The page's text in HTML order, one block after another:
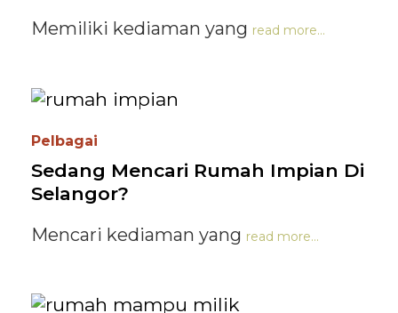
Memiliki kediaman yang read more...
Pelbagai
Sedang Mencari Rumah Impian Di
Selangor?
Mencari kediaman yang read more...